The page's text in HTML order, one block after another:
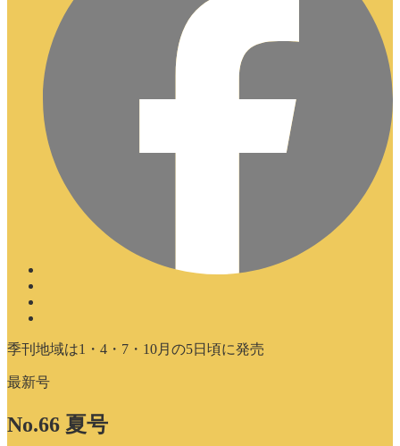
季刊地域は1・4・7・10月の5日頃に発売
最新号
No.66 夏号